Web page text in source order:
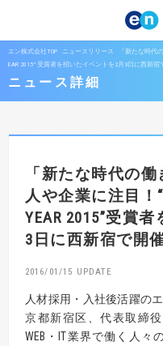
エン株式会社TOP ニュースリリース
「新たな時代
EAR 2015” 受賞者を招いたイベントを2月3日に西新宿
ニュース詳細
「新たな時代の
人や企業に注目！
YEAR 2015”受賞者
3日に西新宿で開
2016/01/15
人材採用・入社後活躍の
京都新宿区、代表取締
WEB・IT業界で働く人々